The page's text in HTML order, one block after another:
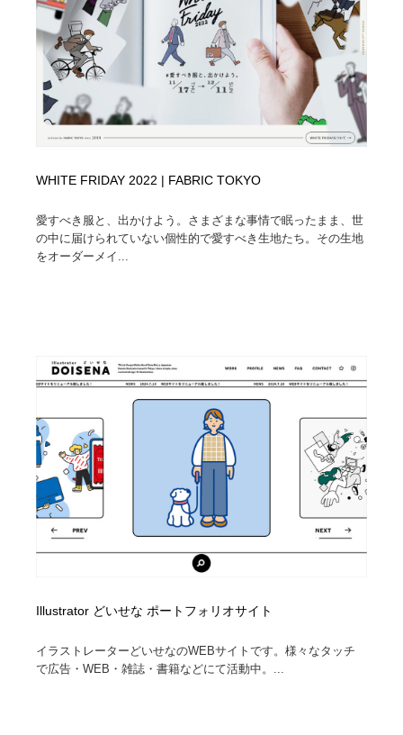
WHITE FRIDAY 2022 | FABRIC TOKYO
愛すべき服と、出かけよう。さまざまな事情で眠ったまま、世
の中に届けられていない個性的で愛すべき生地たち。その生地
をオーダーメイ...
Illustrator どいせな ポートフォリオサイト
イラストレーターどいせなのWEBサイトです。様々なタッチ
で広告・WEB・雑誌・書籍などにて活動中。...